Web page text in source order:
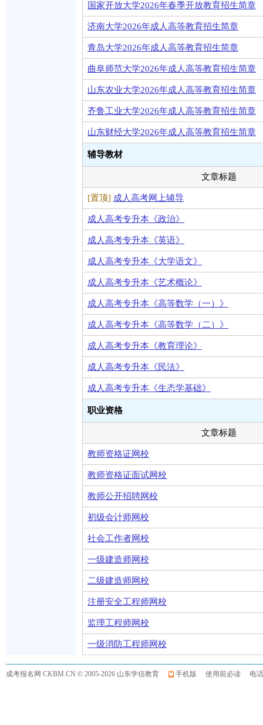
国家开放大学2026年春季开放教育招生简章
济南大学2026年成人高等教育招生简章
青岛大学2026年成人高等教育招生简章
曲阜师范大学2026年成人高等教育招生简章
山东农业大学2026年成人高等教育招生简章
齐鲁工业大学2026年成人高等教育招生简章
山东财经大学2026年成人高等教育招生简章
辅导教材
文章标题
[置顶] 成人高考网上辅导
成人高考专升本《政治》
成人高考专升本《英语》
成人高考专升本《大学语文》
成人高考专升本《艺术概论》
成人高考专升本《高等数学（一）》
成人高考专升本《高等数学（二）》
成人高考专升本《教育理论》
成人高考专升本《民法》
成人高考专升本《生态学基础》
职业资格
文章标题
教师资格证网校
教师资格证面试网校
教师公开招聘网校
初级会计师网校
社会工作者网校
一级建造师网校
二级建造师网校
注册安全工程师网校
监理工程师网校
一级消防工程师网校
成考报名网 CKBM.CN © 2005-2026 山东学信教育 手机版 使用前必读 电话